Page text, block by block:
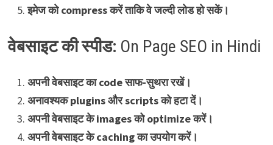
इमेज को compress करें ताकि वे जल्दी लोड हो सकें।
वेबसाइट की स्पीड: On Page SEO in Hindi
अपनी वेबसाइट का code साफ-सुथरा रखें।
अनावश्यक plugins और scripts को हटा दें।
अपनी वेबसाइट के images को optimize करें।
अपनी वेबसाइट के caching का उपयोग करें।